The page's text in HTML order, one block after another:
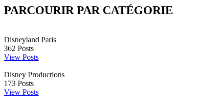
PARCOURIR PAR CATÉGORIE
Disneyland Paris
362 Posts
View Posts
Disney Productions
173 Posts
View Posts